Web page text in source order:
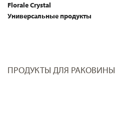
Florale Crystal
Универсальные продукты
ПРОДУКТЫ ДЛЯ РАКОВИНЫ